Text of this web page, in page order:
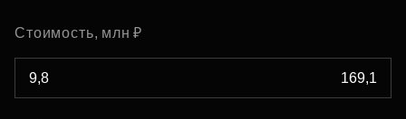
Стоимость, млн ₽